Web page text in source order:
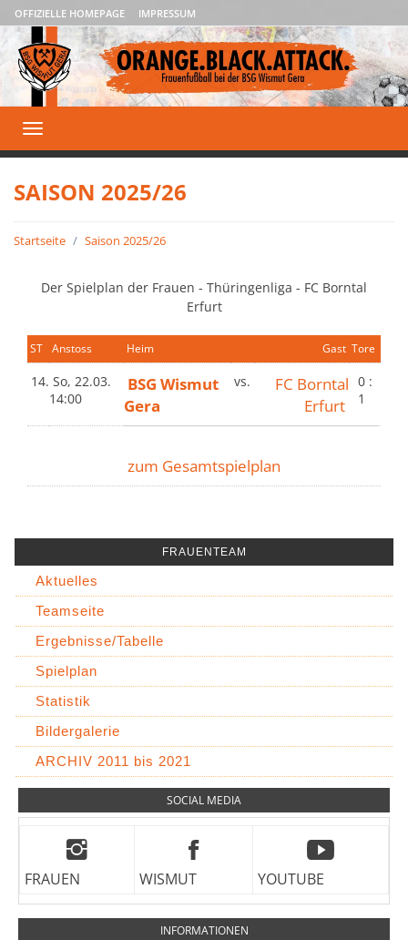
OFFIZIELLE HOMEPAGE IMPRESSUM
Toggle
navigation
SAISON 2025/26
Startseite Saison 2025/26
Der Spielplan der Frauen - Thüringenliga - FC Borntal
Erfurt
ST Anstoss Heim Gast Tore
14. So, 22.03.
14:00
BSG Wismut
Gera
vs.
FC Borntal
Erfurt
0 :
1
zum Gesamtspielplan
FRAUENTEAM
Aktuelles
Teamseite
Ergebnisse/Tabelle
Spielplan
Statistik
Bildergalerie
ARCHIV 2011 bis 2021
SOCIAL MEDIA
FRAUEN WISMUT YOUTUBE
INFORMATIONEN